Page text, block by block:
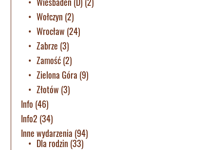
Wołczyn (2)
Wrocław (24)
Zabrze (3)
Zamość(2)
Zielona Góra (9)
Złotów (3)
Info (46)
Info2 (34)
Inne wydarzenia (94)
Dla rodzin (33)